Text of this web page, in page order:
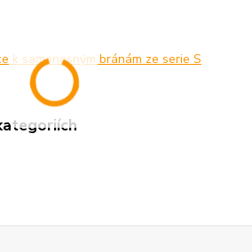
k samonosným bránám ze serie S